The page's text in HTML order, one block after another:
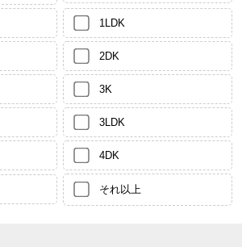
1LDK
2DK
3K
3LDK
4DK
それ以上